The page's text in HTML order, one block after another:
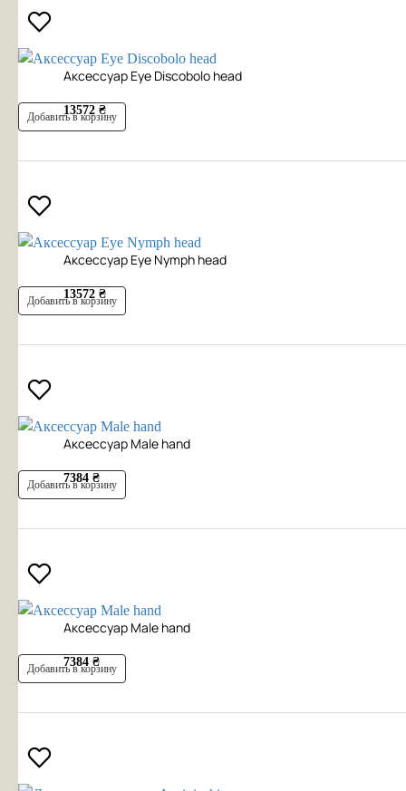
Аксесcуар Eye Discobolo head
13572 ₴
Добавить в корзину
Аксесcуар Eye Nymph head
13572 ₴
Добавить в корзину
Аксесcуар Male hand
7384 ₴
Добавить в корзину
Аксесcуар Male hand
7384 ₴
Добавить в корзину